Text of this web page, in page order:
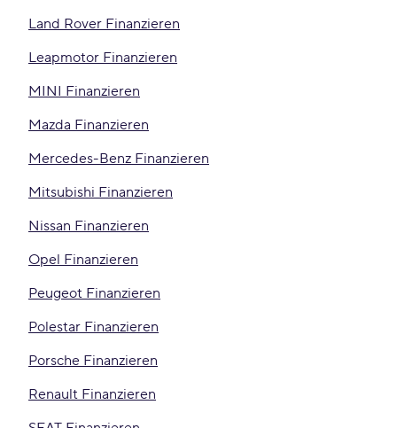
Land Rover Finanzieren
Leapmotor Finanzieren
MINI Finanzieren
Mazda Finanzieren
Mercedes-Benz Finanzieren
Mitsubishi Finanzieren
Nissan Finanzieren
Opel Finanzieren
Peugeot Finanzieren
Polestar Finanzieren
Porsche Finanzieren
Renault Finanzieren